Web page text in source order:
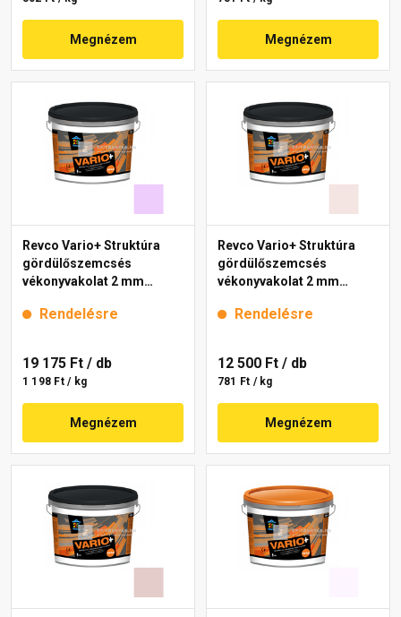
Megnézem Megnézem
Revco Vario+ Struktúra
gördülőszemcsés
vékonyvakolat 2 mm
Rendelésre
19 175 Ft / db
1 198 Ft / kg
Megnézem
Revco Vario+ Struktúra
gördülőszemcsés
vékonyvakolat 2 mm
Rendelésre
12 500 Ft / db
781 Ft / kg
Megnézem